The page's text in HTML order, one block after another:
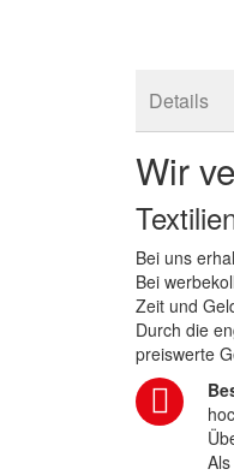
Details
Wir
Bei uns
Bei
Zeit und
Durch die
preiswerte